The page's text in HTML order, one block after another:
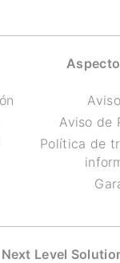
Aviso de
Política de
Next Level